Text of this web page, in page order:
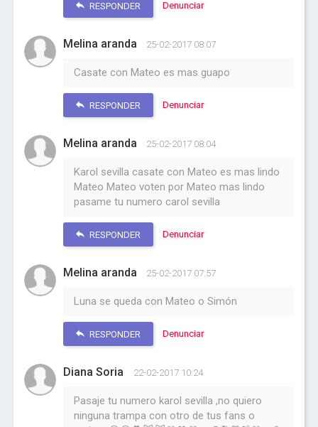
RESPONDER Denunciar
Melina aranda 25-02-2017 08:07
Casate con Mateo es mas guapo
RESPONDER Denunciar
Melina aranda 25-02-2017 08:04
Karol sevilla casate con Mateo es mas lindo
Mateo Mateo voten por Mateo mas lindo
pasame tu numero carol sevilla
RESPONDER Denunciar
Melina aranda 25-02-2017 07:57
Luna se queda con Mateo o Simón
RESPONDER Denunciar
Diana Soria 22-02-2017 10:24
Pasaje tu numero karol sevilla ,no quiero
ninguna trampa con otro de tus fans o